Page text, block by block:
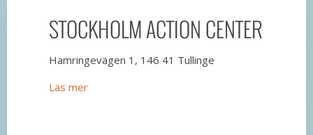
STOCKHOLM ACTION CENTER
Hamringevägen 1, 146 41 Tullinge
Läs mer